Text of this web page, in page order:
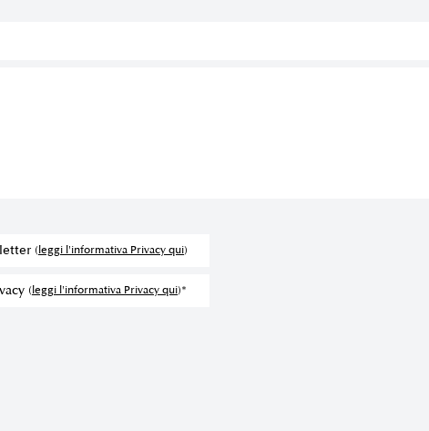
(leggi l'informativa Privacy qui)
(leggi l'informativa Privacy qui)*